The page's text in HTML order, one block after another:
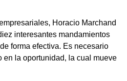
Horacio Marchand
interesantes mandamientos
forma efectiva. Es necesario
en la oportunidad, la cual mueve